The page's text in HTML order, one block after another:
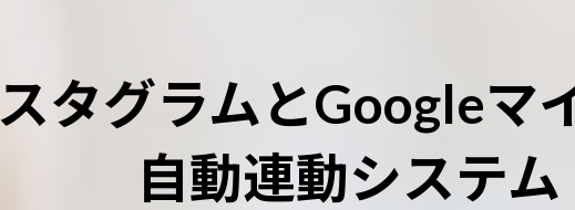
タグラムとGoogleマ
自動連動システム